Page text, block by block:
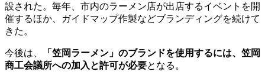
設された。毎年、市内のラーメン店が出店するイベントを開
催するほか、ガイドマップ作製などブランディングを続けて
きた。
今後は、
「笠岡ラーメン」のブランドを使用するには、笠岡
商工会議所への加入と許可が必要となる。